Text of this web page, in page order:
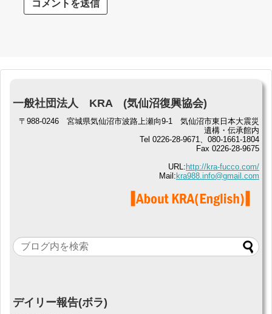
一般社団法人 KRA (気仙沼復興協会)
〒988-0246 宮城県気仙沼市波路上瀬向9-1 気仙沼市東日本大震災
遺構・伝承館内
Tel 0226-28-9671、080-1661-1804
Fax 0226-28-9675
URL: http://kra-fucco.com/
Mail: kra988.info@gmail.com
デイリー報告(ボラ)